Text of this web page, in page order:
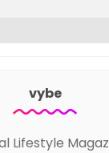
vybe
Lifestyle